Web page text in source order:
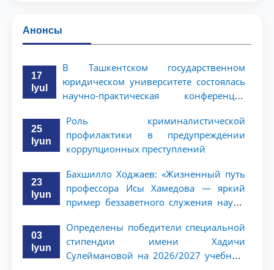
Анонсы
17
Iyul
В Ташкентском государственном
юридическом университете состоялась
научно-практическая конференция
25
Iyun
Роль криминалистической
профилактики в предупреждении
коррупционных преступлений
23
Iyun
Бахшилло Ходжаев: «Жизненный путь
профессора Исы Хамедова — яркий
пример беззаветного служения науке,
поколения»
03
Iyun
Определены победители специальной
стипендии имени Хадичи
Сулеймановой на 2026/2027 учебный